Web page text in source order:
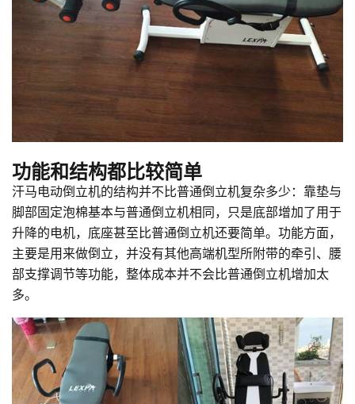
功能和结构都比较简单
汗马电动倒立机的结构并不比普通倒立机复杂多少：靠垫与
脚部固定泡棉基本与普通倒立机相同，只是底部增加了用于
升降的电机，底座甚至比普通倒立机还要简单。功能方面，
主要是用来做倒立，并没有其他高端机型所附带的牵引、腰
部支撑调节等功能，整体成本并不会比普通倒立机增加太
多。